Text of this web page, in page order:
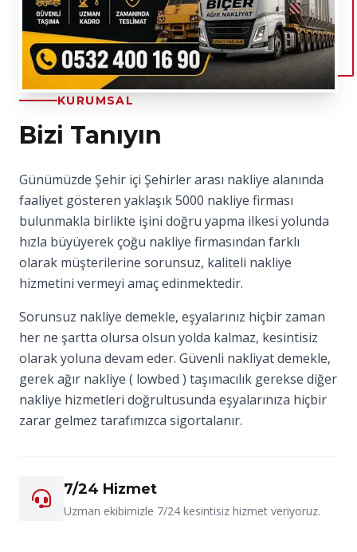
KURUMSAL
Bizi Tanıyın
Günümüzde Şehir içi Şehirler arası nakliye alanında
faaliyet gösteren yaklaşık 5000 nakliye firması
bulunmakla birlikte işini doğru yapma ilkesi yolunda
hızla büyüyerek çoğu nakliye firmasından farklı
olarak müşterilerine sorunsuz, kaliteli nakliye
hizmetini vermeyi amaç edinmektedir.
Sorunsuz nakliye demekle, eşyalarınız hiçbir zaman
her ne şartta olursa olsun yolda kalmaz, kesintisiz
olarak yoluna devam eder. Güvenli nakliyat demekle,
gerek ağır nakliye ( lowbed ) taşımacılık gerekse diğer
nakliye hizmetleri doğrultusunda eşyalarınıza hiçbir
zarar gelmez tarafımızca sigortalanır.
7/24 Hizmet
Uzman ekibimizle 7/24 kesintisiz hizmet veriyoruz.